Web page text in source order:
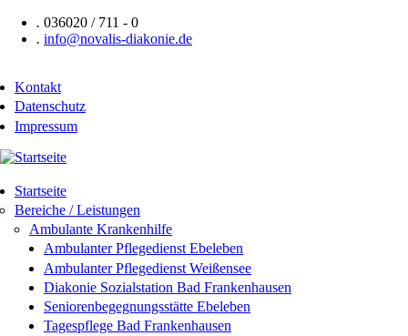
zum
Inhalt
. 036020 / 711 - 0
. info@novalis-diakonie.de
Header
Navigation
Kontakt
Datenschutz
Impressum
Hauptnavigation
Startseite
Bereiche / Leistungen
Ambulante Krankenhilfe
Ambulanter Pflegedienst Ebeleben
Ambulanter Pflegedienst Weißensee
Diakonie Sozialstation Bad Frankenhausen
Seniorenbegegnungsstätte Ebeleben
Tagespflege Bad Frankenhausen